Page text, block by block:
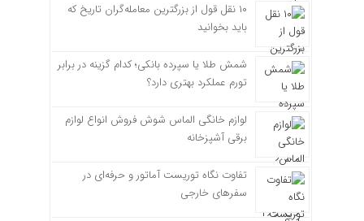
۱۰ نقل قول از بزرگترین معامله‌گران تاریخ که
باید بخوانید
شمش طلا یا سپرده بانکی؛ کدام گزینه در برابر
تورم عملکرد بهتری دارد؟
لوازم خانگی الماس شوش فروش انواع لوازم
برقی آشپزخانه
تفاوت نگاه توریست آماتور و حرفه‌ای در
سفرهای خارجی